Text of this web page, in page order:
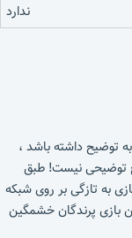
ندارد
توضیح داشته باشد ،
توضیحی نیست! طبق
به تازگی بر روی شبکه
بازی پرندگان خشمگین